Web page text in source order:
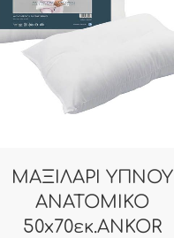
ΜΑΞΙΛΑΡΙ ΥΠΝΟΥ
ΑΝΑΤΟΜΙΚΟ
50x70εκ.ANKOR